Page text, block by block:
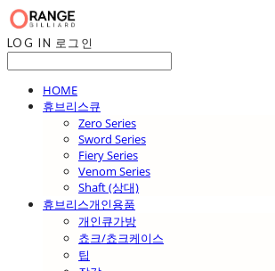
LOG IN 로그인
HOME
휴브리스큐
Zero Series
Sword Series
Fiery Series
Venom Series
Shaft (상대)
휴브리스개인용품
개인큐가방
쵸크/쵸크케이스
팁